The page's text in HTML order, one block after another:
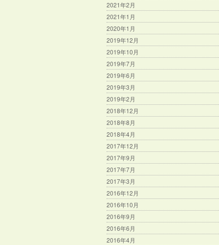
2021年2月
2021年1月
2020年1月
2019年12月
2019年10月
2019年7月
2019年6月
2019年3月
2019年2月
2018年12月
2018年8月
2018年4月
2017年12月
2017年9月
2017年7月
2017年3月
2016年12月
2016年10月
2016年9月
2016年6月
2016年4月